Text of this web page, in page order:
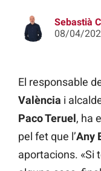
Sebastià
08/04/
El responsable
València i
Paco Teruel, ha
pel fet que l’Any
aportacions. «Si